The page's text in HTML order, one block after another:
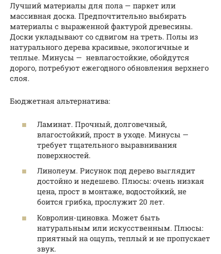
Лучший материалы для пола — паркет или
массивная доска. Предпочтительно выбирать
материалы с выраженной фактурой древесины.
Доски укладывают со сдвигом на треть. Полы из
натурального дерева красивые, экологичные и
теплые. Минусы — невлагостойкие, обойдутся
дорого, потребуют ежегодного обновления верхнего
слоя.
Бюджетная альтернатива:
Ламинат. Прочный, долговечный,
влагостойкий, прост в уходе. Минусы —
требует тщательного выравнивания
поверхностей.
Линолеум. Рисунок под дерево выглядит
достойно и недешево. Плюсы: очень низкая
цена, прост в монтаже, водостойкий, не
боится грибка, прослужит 20 лет.
Ковролин-циновка. Может быть
натуральным или искусственным. Плюсы:
приятный на ощупь, теплый и не пропускает
звук.